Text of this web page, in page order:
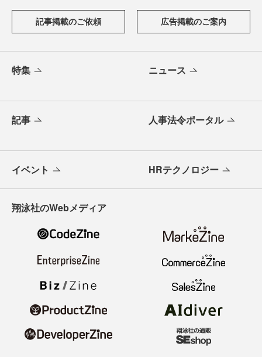
記事掲載のご依頼 広告掲載のご案内
特集 ニュース
記事 人事法令ポータル
イベント HRテクノロジー
翔泳社のWebメディア